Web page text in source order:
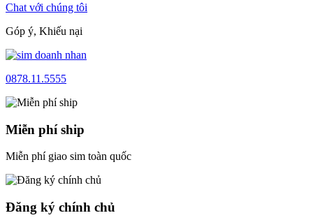
Chat với chúng tôi
Góp ý, Khiếu nại
0878.11.5555
Miễn phí ship
Miễn phí giao sim toàn quốc
Đăng ký chính chủ